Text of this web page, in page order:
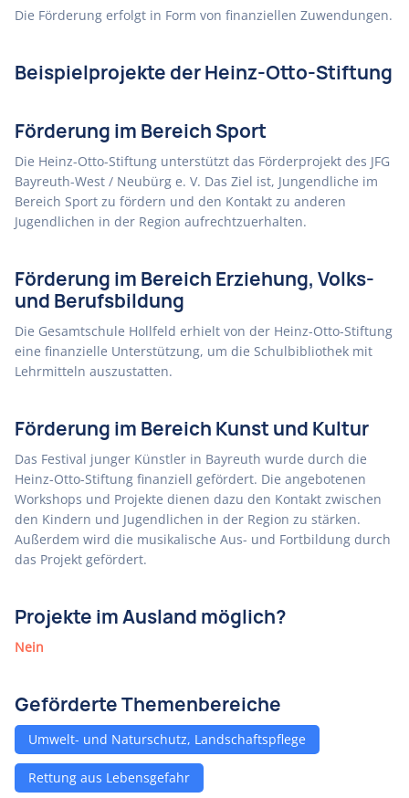
Die Förderung erfolgt in Form von finanziellen Zuwendungen.
Beispielprojekte der Heinz-Otto-Stiftung
Förderung im Bereich Sport
Die Heinz-Otto-Stiftung unterstützt das Förderprojekt des JFG
Bayreuth-West / Neubürg e. V. Das Ziel ist, Jungendliche im
Bereich Sport zu fördern und den Kontakt zu anderen
Jugendlichen in der Region aufrechtzuerhalten.
Förderung im Bereich Erziehung, Volks-
und Berufsbildung
Die Gesamtschule Hollfeld erhielt von der Heinz-Otto-Stiftung
eine finanzielle Unterstützung, um die Schulbibliothek mit
Lehrmitteln auszustatten.
Förderung im Bereich Kunst und Kultur
Das Festival junger Künstler in Bayreuth wurde durch die
Heinz-Otto-Stiftung finanziell gefördert. Die angebotenen
Workshops und Projekte dienen dazu den Kontakt zwischen
den Kindern und Jugendlichen in der Region zu stärken.
Außerdem wird die musikalische Aus- und Fortbildung durch
das Projekt gefördert.
Projekte im Ausland möglich?
Nein
Geförderte Themenbereiche
Umwelt- und Naturschutz, Landschaftspflege
Rettung aus Lebensgefahr